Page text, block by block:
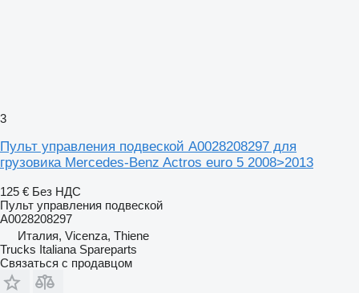
3
Пульт управления подвеской A0028208297 для
грузовика Mercedes-Benz Actros euro 5 2008>2013
125 € Без НДС
Пульт управления подвеской
A0028208297
Италия, Vicenza, Thiene
Trucks Italiana Spareparts
Связаться с продавцом